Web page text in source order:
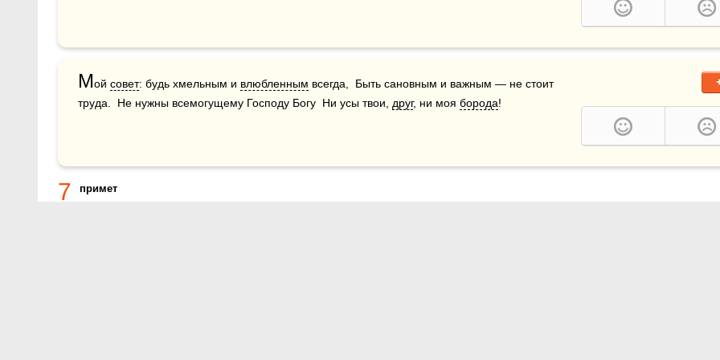
Мой совет: будь хмельным и влюбленным всегда,  Быть сановным и важным — не стоит
труда.  Не нужны всемогущему Господу Богу  Ни усы твои, друг, ни моя борода!
7 примет